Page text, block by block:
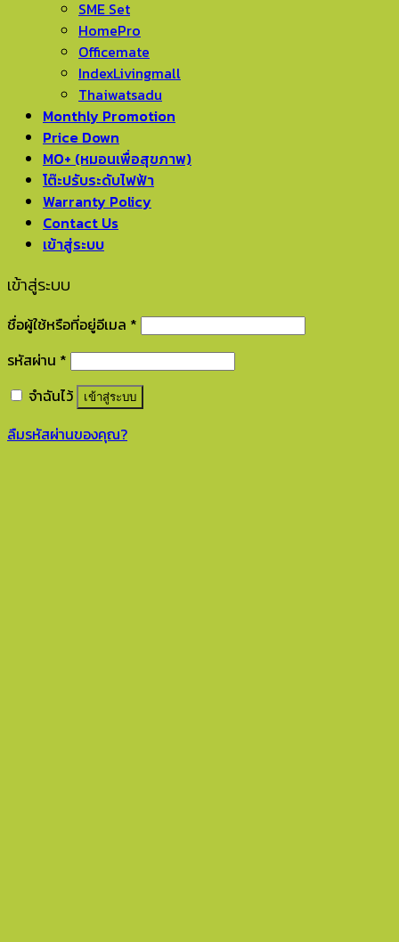
SME Set
HomePro
Officemate
IndexLivingmall
Thaiwatsadu
Monthly Promotion
Price Down
MO+ (หมอนเพื่อสุขภาพ)
โต๊ะปรับระดับไฟฟ้า
Warranty Policy
Contact Us
เข้าสู่ระบบ
เข้าสู่ระบบ
ชื่อผู้ใช้หรือที่อยู่อีเมล *
รหัสผ่าน *
จำฉันไว้
เข้าสู่ระบบ
ลืมรหัสผ่านของคุณ?